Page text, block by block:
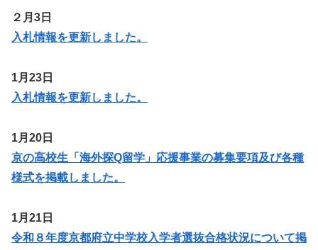
２月3日
入札情報を更新しました。
1月23日
入札情報を更新しました。
1月20日
京の高校生「海外探Q留学」応援事業の募集要項及び各種
様式を掲載しました。
1月21日
令和８年度京都府立中学校入学者選抜合格状況について掲